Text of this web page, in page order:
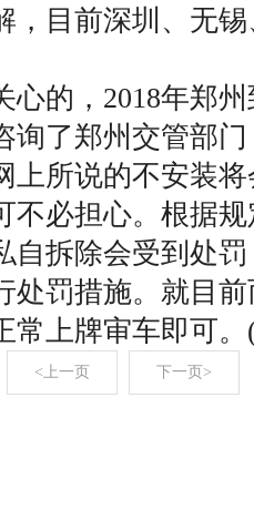
，目前深圳、无
的，2018年郑州
询了郑州交管部
上所说的不安装将
不必担心。根据
自拆除会受到处
处罚措施。就目
常上牌审车即可。
<上一页 下一页>